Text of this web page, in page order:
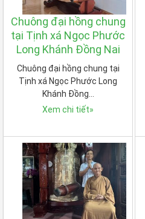
Chuông đại hồng chung
tại Tịnh xá Ngọc Phước
Long Khánh Đồng Nai
Chuông đại hồng chung tại
Tịnh xá Ngọc Phước Long
Khánh Đồng…
Xem chi tiết»